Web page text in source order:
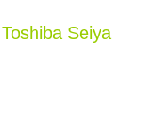
Seiya